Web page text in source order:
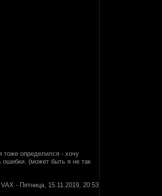
тоже определился - хочу
ошибки. (может быть я не так
VAX - Пятница, 15.11.2019, 20:53